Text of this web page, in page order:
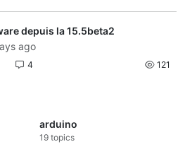
depuis la 15.5beta2
ago
4 121
arduino
19 topics